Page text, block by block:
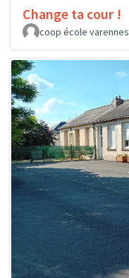
Change ta cour !
coop école varennes